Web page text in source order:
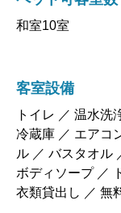
和室10室
トイレ ／ 温水洗
冷蔵庫 ／ エアコ
ル ／ バスタオル
ボディソープ ／
衣類貸出し ／ 無